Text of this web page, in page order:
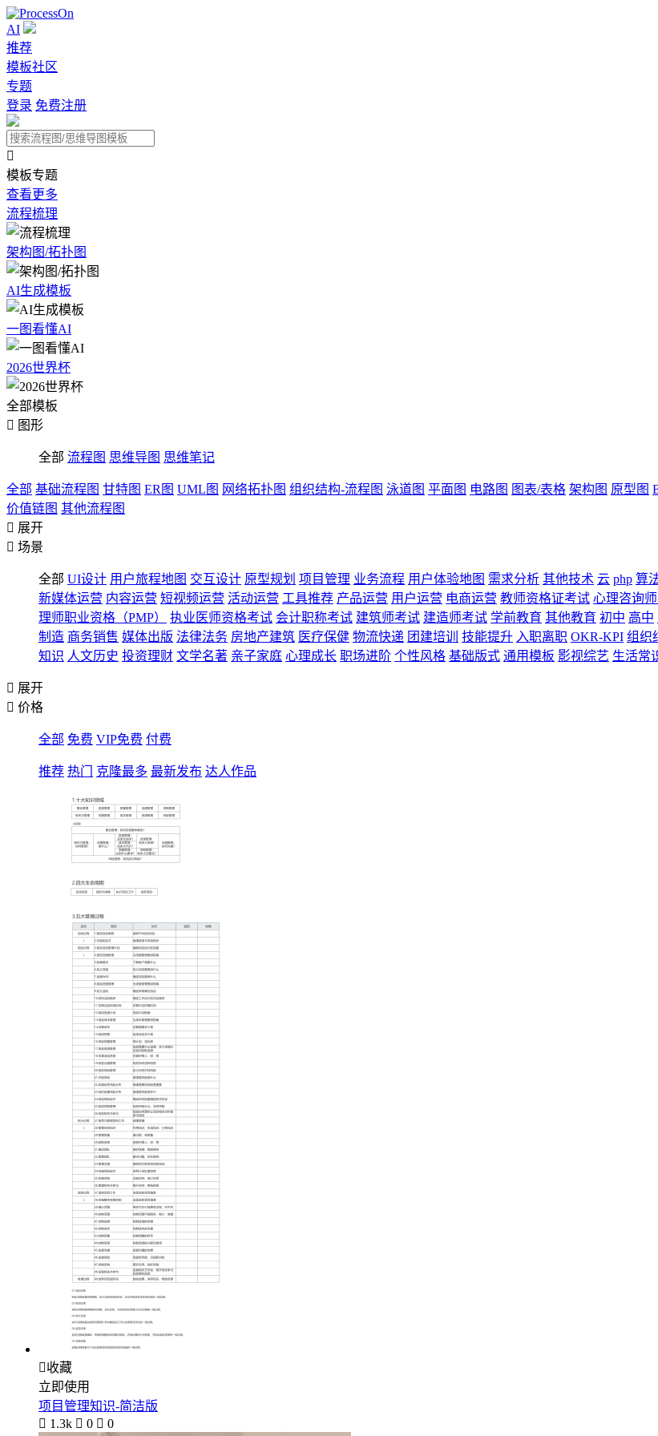
AI
推荐
模板社区
专题
登录 免费注册

模板专题
查看更多
流程梳理
架构图/拓扑图
AI生成模板
一图看懂AI
2026世界杯
全部模板
 图形
全部 流程图 思维导图 思维笔记
全部 基础流程图 甘特图 ER图 UML图 网络拓扑图 组织结构-流程图 泳道图 平面图 电路图 图表/表格 架构图 原型图
价值链图 其他流程图
 展开
 场景
全部 UI设计 用户旅程地图 交互设计 原型规划 项目管理 业务流程 用户体验地图 需求分析 其他技术 云 php 算
新媒体运营 内容运营 短视频运营 活动运营 工具推荐 产品运营 用户运营 电商运营 教师资格证考试 心理咨询
理师职业资格（PMP）
执业医师资格考试 会计职称考试 建筑师考试 建造师考试 学前教育 其他教育 初中 高中
制造 商务销售 媒体出版 法律法务 房地产建筑 医疗保健 物流快递 团建培训 技能提升 入职离职 OKR-KPI 组织
知识 人文历史 投资理财 文学名著 亲子家庭 心理成长 职场进阶 个性风格 基础版式 通用模板 影视综艺 生活常
 展开
 价格
全部 免费 VIP免费 付费
推荐 热门 克隆最多 最新发布 达人作品
收藏
立即使用
项目管理知识-简洁版
 1.3k  0  0